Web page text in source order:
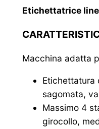
Etichettatrice
Macchina adatta
Etichettatura
sagomata,
Massimo 4
girocollo,